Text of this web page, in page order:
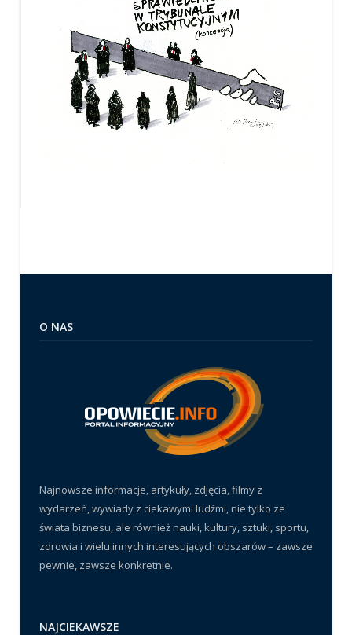
O NAS
Najnowsze informacje, artykuły, zdjęcia, filmy z
wydarzeń, wywiady z ciekawymi ludźmi, nie tylko ze
świata biznesu, ale również nauki, kultury, sztuki, sportu,
zdrowia i wielu innych interesujących obszarów – zawsze
pewnie, zawsze konkretnie.
NAJCIEKAWSZE